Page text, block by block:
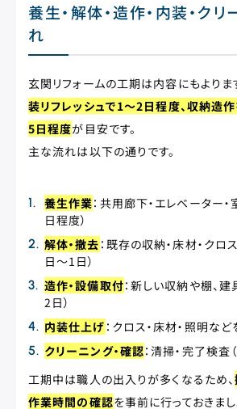
養生・解体・造作・内装・ク
れ
玄関リフォームの工期は内容にもよりま
装リフレッシュで1〜2日程度、収納造
5日程度が目安です。
主な流れは以下の通りです。
養生作業：共用廊下・エレベーター
日程度）
解体・撤去 ：既存の収納・床材・クロ
日〜1日）
造作・設備取付：新しい収納や棚、
2日）
内装仕上げ ：クロス・床材・照明な
クリーニング・確認：清掃・完了検査
工期中は職人の出入りが多くなるため、
作業時間の確認を事前に行っておきまし